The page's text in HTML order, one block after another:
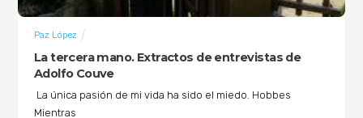
La tercera mano. Extractos de entrevistas de
Adolfo Couve
Paz López
La única pasión de mi vida ha sido el miedo. Hobbes
Mientras